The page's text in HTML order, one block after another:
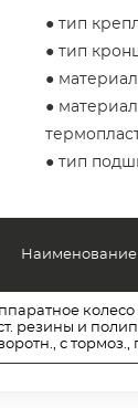
● тип
● тип
●
●
● тип
Наименование
резины и
с